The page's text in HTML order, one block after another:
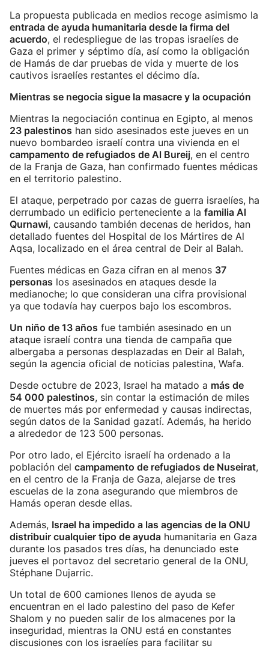
La propuesta publicada en medios recoge asimismo la
entrada de ayuda humanitaria desde la firma del
acuerdo, el redespliegue de las tropas israelíes de
Gaza el primer y séptimo día, así como la obligación
de Hamás de dar pruebas de vida y muerte de los
cautivos israelíes restantes el décimo día.
Mientras se negocia sigue la masacre y la ocupación
Mientras la negociación continua en Egipto, al menos
23 palestinos han sido asesinados este jueves en un
nuevo bombardeo israelí contra una vivienda en el
campamento de refugiados de Al Bureij, en el centro
de la Franja de Gaza, han confirmado fuentes médicas
en el territorio palestino.
El ataque, perpetrado por cazas de guerra israelíes, ha
derrumbado un edificio perteneciente a la familia Al
Qurnawi, causando también decenas de heridos, han
detallado fuentes del Hospital de los Mártires de Al
Aqsa, localizado en el área central de Deir al Balah.
Fuentes médicas en Gaza cifran en al menos 37
personas los asesinados en ataques desde la
medianoche; lo que consideran una cifra provisional
ya que todavía hay cuerpos bajo los escombros.
Un niño de 13 años fue también asesinado en un
ataque israelí contra una tienda de campaña que
albergaba a personas desplazadas en Deir al Balah,
según la agencia oficial de noticias palestina, Wafa.
Desde octubre de 2023, Israel ha matado a más de
54 000 palestinos, sin contar la estimación de miles
de muertes más por enfermedad y causas indirectas,
según datos de la Sanidad gazatí. Además, ha herido
a alrededor de 123 500 personas.
Por otro lado, el Ejército israelí ha ordenado a la
población del campamento de refugiados de Nuseirat,
en el centro de la Franja de Gaza, alejarse de tres
escuelas de la zona asegurando que miembros de
Hamás operan desde ellas.
Además, Israel ha impedido a las agencias de la ONU
distribuir cualquier tipo de ayuda humanitaria en Gaza
durante los pasados tres días, ha denunciado este
jueves el portavoz del secretario general de la ONU,
Stéphane Dujarric.
Un total de 600 camiones llenos de ayuda se
encuentran en el lado palestino del paso de Kefer
Shalom y no pueden salir de los almacenes por la
inseguridad, mientras la ONU está en constantes
discusiones con los israelíes para facilitar su